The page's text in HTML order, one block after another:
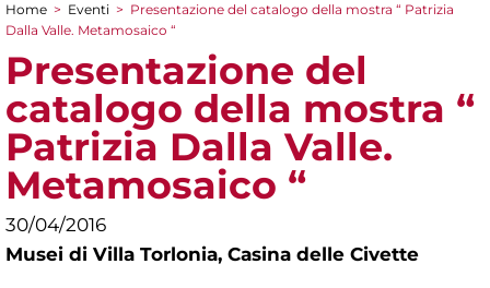
Tu sei qui
Home > Eventi > Presentazione del catalogo della mostra “ Patrizia
Dalla Valle. Metamosaico “
Presentazione del
catalogo della mostra “
Patrizia Dalla Valle.
Metamosaico “
30/04/2016
Musei di Villa Torlonia, Casina delle Civette